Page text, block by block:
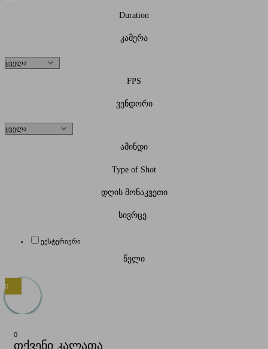
Duration
კამერა
FPS
ვენდორი
ამინდი
Type of Shot
დღის მონაკვეთი
სივრცე
ექსტერიერი
წელი
0
0
თქვენი კალათა